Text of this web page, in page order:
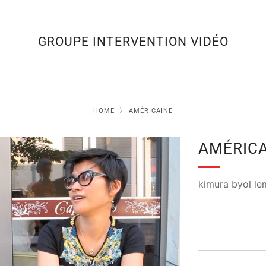
GROUPE INTERVENTION VIDÉO
HOME AMÉRICAINE
kimura byol